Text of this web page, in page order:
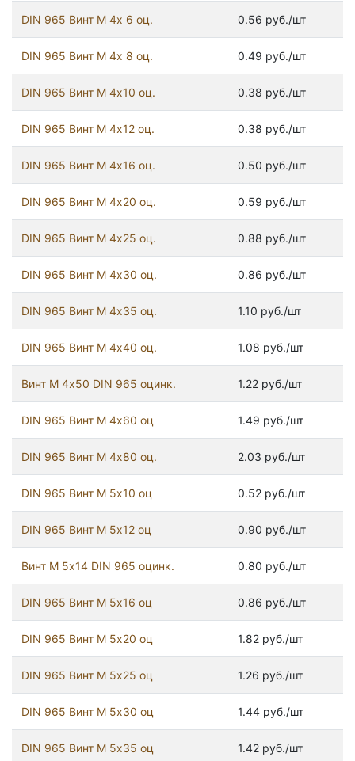
DIN 965 Винт М 4х 6 оц. 0.56 руб./шт
DIN 965 Винт М 4х 8 оц. 0.49 руб./шт
DIN 965 Винт М 4х10 оц. 0.38 руб./шт
DIN 965 Винт М 4х12 оц. 0.38 руб./шт
DIN 965 Винт М 4х16 оц. 0.50 руб./шт
DIN 965 Винт М 4х20 оц. 0.59 руб./шт
DIN 965 Винт М 4х25 оц. 0.88 руб./шт
DIN 965 Винт М 4х30 оц. 0.86 руб./шт
DIN 965 Винт М 4х35 оц. 1.10 руб./шт
DIN 965 Винт М 4х40 оц. 1.08 руб./шт
Винт М 4х50 DIN 965 оцинк. 1.22 руб./шт
DIN 965 Винт М 4х60 оц 1.49 руб./шт
DIN 965 Винт М 4х80 оц. 2.03 руб./шт
DIN 965 Винт М 5х10 оц 0.52 руб./шт
DIN 965 Винт М 5х12 оц 0.90 руб./шт
Винт М 5х14 DIN 965 оцинк. 0.80 руб./шт
DIN 965 Винт М 5х16 оц 0.86 руб./шт
DIN 965 Винт М 5х20 оц 1.82 руб./шт
DIN 965 Винт М 5х25 оц 1.26 руб./шт
DIN 965 Винт М 5х30 оц 1.44 руб./шт
DIN 965 Винт М 5х35 оц 1.42 руб./шт